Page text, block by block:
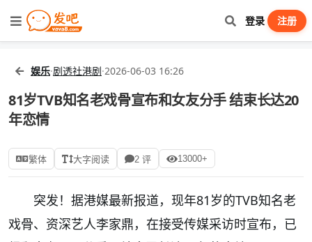
登录 注册
娱乐·剧透社港剧·2026-06-03 16:26
81岁TVB知名老戏骨宣布和女友分手 结束长达20
年恋情
繁体 大字阅读 2 评 13000+
突发！据港媒最新报道，现年81岁的TVB知名老
戏骨、资深艺人李家鼎，在接受传媒采访时宣布，已